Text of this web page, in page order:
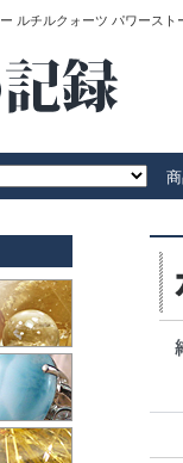
ルチルクォーツ パワース